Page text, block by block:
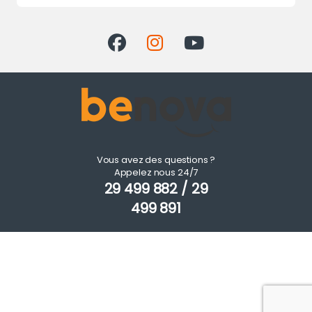
Vous avez des questions ?
Appelez nous 24/7
29 499 882 / 29
499 891